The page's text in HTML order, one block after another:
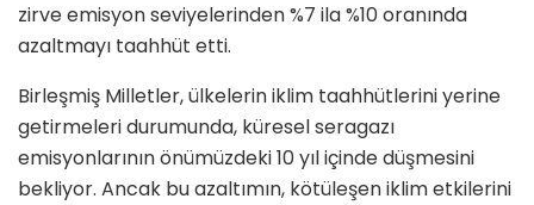
zirve emisyon seviyelerinden %7 ila %10 oranında
azaltmayı taahhüt etti.
Birleşmiş Milletler, ülkelerin iklim taahhütlerini yerine
getirmeleri durumunda, küresel seragazı
emisyonlarının önümüzdeki 10 yıl içinde düşmesini
bekliyor. Ancak bu azaltımın, kötüleşen iklim etkilerini